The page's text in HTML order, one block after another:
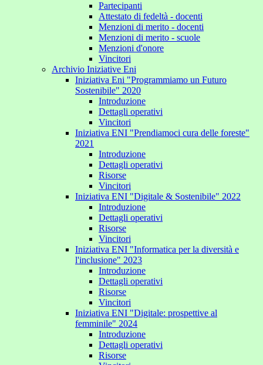
Partecipanti
Attestato di fedeltà - docenti
Menzioni di merito - docenti
Menzioni di merito - scuole
Menzioni d'onore
Vincitori
Archivio Iniziative Eni
Iniziativa Eni "Programmiamo un Futuro
Sostenibile" 2020
Introduzione
Dettagli operativi
Vincitori
Iniziativa ENI "Prendiamoci cura delle foreste"
2021
Introduzione
Dettagli operativi
Risorse
Vincitori
Iniziativa ENI "Digitale & Sostenibile" 2022
Introduzione
Dettagli operativi
Risorse
Vincitori
Iniziativa ENI "Informatica per la diversità e
l'inclusione" 2023
Introduzione
Dettagli operativi
Risorse
Vincitori
Iniziativa ENI "Digitale: prospettive al
femminile" 2024
Introduzione
Dettagli operativi
Risorse